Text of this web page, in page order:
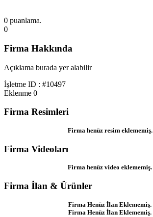
0 puanlama.
0
Firma Hakkında
Açıklama burada yer alabilir
İşletme ID : #10497
Eklenme 0
Firma Resimleri
Firma henüz resim eklememiş.
Firma Videoları
Firma henüz video eklememiş.
Firma İlan & Ürünler
Firma Henüz İlan Eklememiş.
Firma Henüz İlan Eklememiş.